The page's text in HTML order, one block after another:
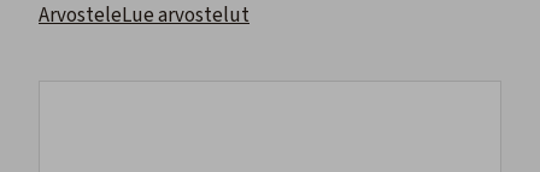
ArvosteleLue arvostelut